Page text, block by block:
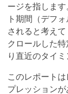
ージを指しま
ト期間（デフ
されると考え
クロールした
り直近のタイ
このレポート
プレッション